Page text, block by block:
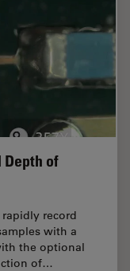
Depth of
record
with a
the optional
of…